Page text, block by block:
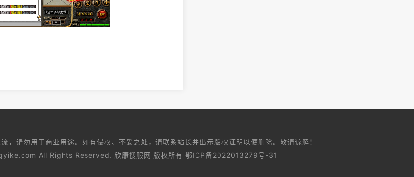
，请勿用于商业用途。如有侵权、不妥之处，请联系站长并出示版权证明以便删除。敬请谅解！
All Rights Reserved. 欣康搜服网 版权所有 鄂ICP备2022013279号-31